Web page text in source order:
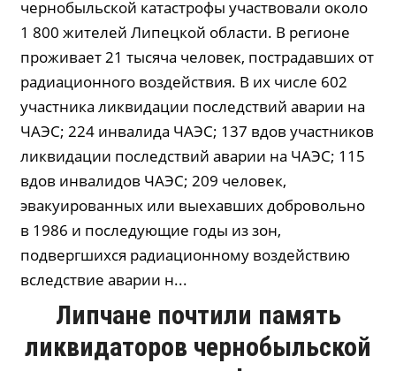
чернобыльской катастрофы участвовали около
1 800 жителей Липецкой области. В регионе
проживает 21 тысяча человек, пострадавших от
радиационного воздействия. В их числе 602
участника ликвидации последствий аварии на
ЧАЭС; 224 инвалида ЧАЭС; 137 вдов участников
ликвидации последствий аварии на ЧАЭС; 115
вдов инвалидов ЧАЭС; 209 человек,
эвакуированных или выехавших добровольно
в 1986 и последующие годы из зон,
подвергшихся радиационному воздействию
вследствие аварии н...
Липчане почтили память
ликвидаторов чернобыльской